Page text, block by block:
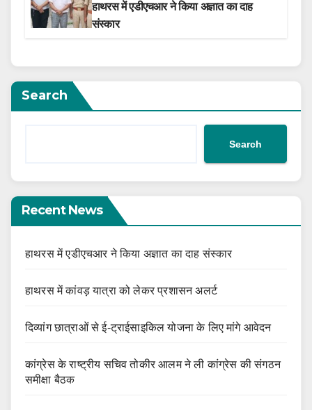
हाथरस में एडीएचआर ने किया अज्ञात का दाह
संस्कार
Search
Search
Recent News
हाथरस में एडीएचआर ने किया अज्ञात का दाह संस्कार
हाथरस में कांवड़ यात्रा को लेकर प्रशासन अलर्ट
दिव्यांग छात्राओं से ई-ट्राईसाइकिल योजना के लिए मांगे आवेदन
कांग्रेस के राष्ट्रीय सचिव तोकीर आलम ने ली कांग्रेस की संगठन
समीक्षा बैठक